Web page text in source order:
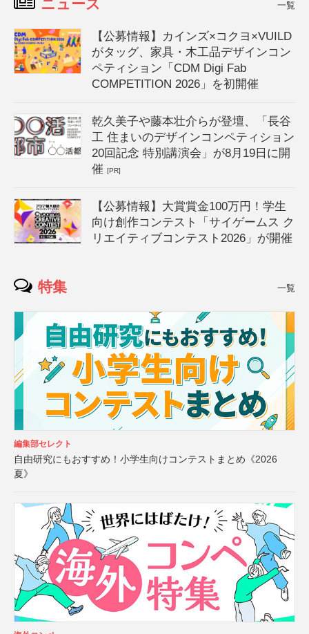
ニュース 一覧
【公募情報】カインズ×コクヨ×VUILD
がタッグ、家具・木工品デザインコン
ペティション「CDM Digi Fab
COMPETITION 2026」を初開催
乾久美子や藤本壮介らが登壇、「長谷
工 住まいのデザインコンペティション
20回記念 特別講演会」が8月19日に開
催[PR]
【公募情報】大賞賞金100万円！学生
向け創作コンテスト「サイゲームス ク
リエイティブコンテスト2026」が開催
特集 一覧
編集部セレクト
自由研究にもおすすめ！小学生向けコンテストまとめ《2026
夏》